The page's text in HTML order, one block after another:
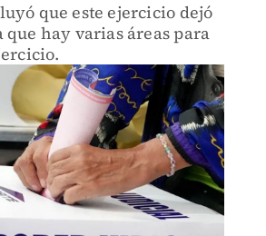
que este ejercicio dejó
que hay varias áreas para